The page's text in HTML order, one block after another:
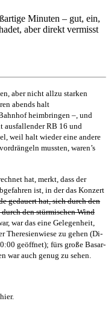
Minuten – gut, ein,
aber direkt vermisst
aber nicht allzu starken
abends halt
heimbringen –, und
ausfallender RB 16 und
weil halt wieder eine andere
mussten, waren’s
hat, merkt, dass der
ist, in der das Konzert
gedauert hat, sich durch den
den stürmischen Wind
war das eine Gelegenheit,
Theresienwiese zu gehen (Di-
geöffnet); fürs große Basar-
war auch genug zu sehen.